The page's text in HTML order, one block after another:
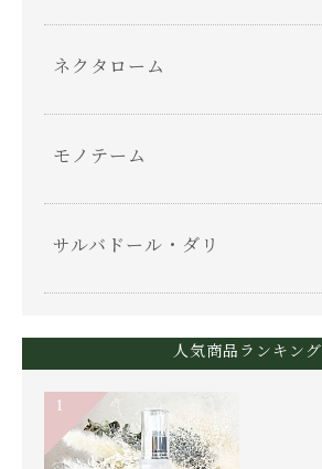
ネクタローム
モノテーム
サルバドール・ダリ
人気商品ランキング
1